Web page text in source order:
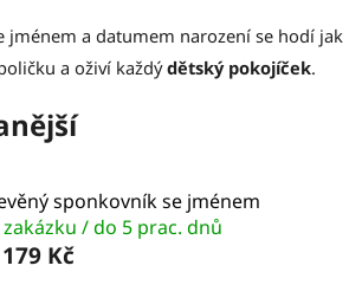
jménem a datumem narození se hodí jak
a oživí každýdětský pokojíček.
sponkovník se jménem
zakázku / do 5 prac. dnů
179 Kč